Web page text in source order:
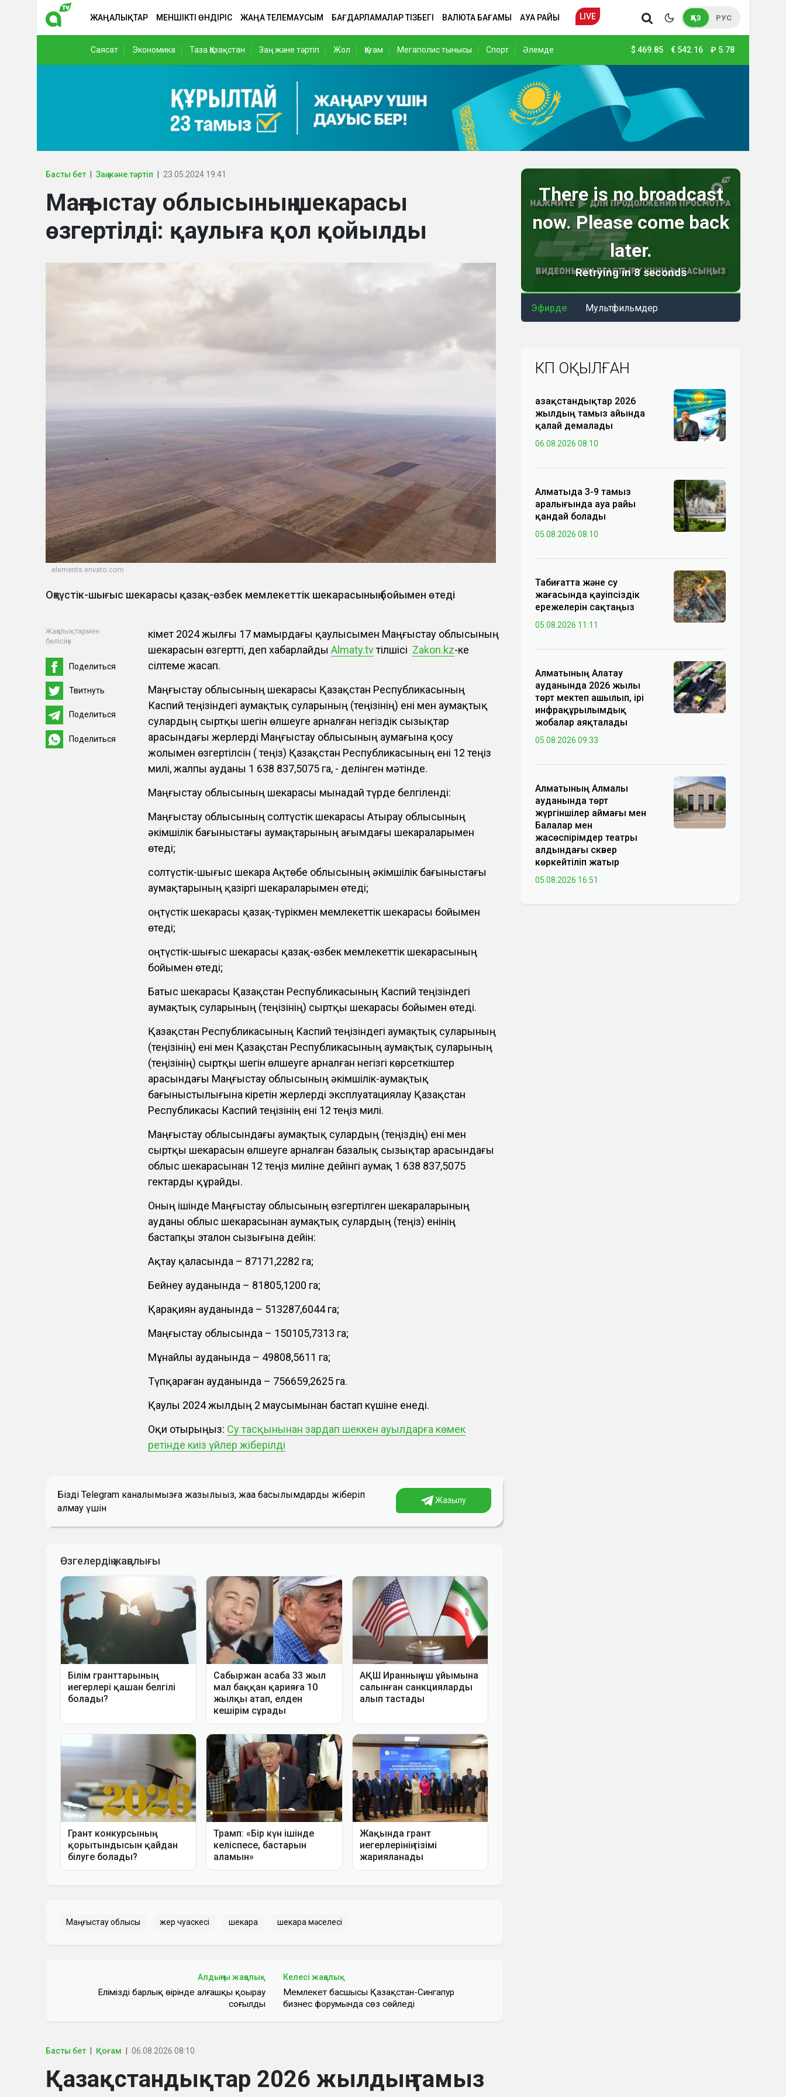
ЖАҢАЛЫҚТАР МЕНШІКТІ ӨНДІРІС ЖАҢА ТЕЛЕМАУСЫМ БАҒДАРЛАМАЛАР ТІЗБЕГІ ВАЛЮТА БАҒАМЫ АУА РАЙЫ LIVE ҚАЗ РУС
Саясат Экономика Таза Қазақстан Заң және тәртіп Жол Қоғам Мегаполис тынысы Спорт Әлемде $ 469.85 € 542.16 ₽ 5.78
Басты бет Заң және тәртіп 23.05.2024 19:41
Маңғыстау облысының шекарасы
өзгертілді: қаулыға қол қойылды
elements.envato.com
Оңтүстік-шығыс шекарасы қазақ-өзбек мемлекеттік шекарасының бойымен өтеді
Жаңалықтармен
бөлісіңіз
Поделиться
Твитнуть
Поделиться
Поделиться
Үкімет 2024 жылғы 17 мамырдағы қаулысымен Маңғыстау облысының
шекарасын өзгертті, деп хабарлайдыАlmaty.tvтілшісі Zakon.kz-ке
сілтеме жасап.
Маңғыстау облысының шекарасы Қазақстан Республикасының
Каспий теңізіндегі аумақтық суларының (теңізінің) ені мен аумақтық
сулардың сыртқы шегін өлшеуге арналған негіздік сызықтар
арасындағы жерлерді Маңғыстау облысының аумағына қосу
жолымен өзгертілсін ( теңіз) Қазақстан Республикасының ені 12 теңіз
милі, жалпы ауданы 1 638 837,5075 га, - делінген мәтінде.
Маңғыстау облысының шекарасы мынадай түрде белгіленді:
Маңғыстау облысының солтүстік шекарасы Атырау облысының
әкімшілік бағыныстағы аумақтарының ағымдағы шекараларымен
өтеді;
солтүстік-шығыс шекара Ақтөбе облысының әкімшілік бағыныстағы
аумақтарының қазіргі шекараларымен өтеді;
оңтүстік шекарасы қазақ-түрікмен мемлекеттік шекарасы бойымен
өтеді;
оңтүстік-шығыс шекарасы қазақ-өзбек мемлекеттік шекарасының
бойымен өтеді;
Батыс шекарасы Қазақстан Республикасының Каспий теңізіндегі
аумақтық суларының (теңізінің) сыртқы шекарасы бойымен өтеді.
Қазақстан Республикасының Каспий теңізіндегі аумақтық суларының
(теңізінің) ені мен Қазақстан Республикасының аумақтық суларының
(теңізінің) сыртқы шегін өлшеуге арналған негізгі көрсеткіштер
арасындағы Маңғыстау облысының әкімшілік-аумақтық
бағыныстылығына кіретін жерлерді эксплуатациялау Қазақстан
Республикасы Каспий теңізінің ені 12 теңіз милі.
Маңғыстау облысындағы аумақтық сулардың (теңіздің) ені мен
сыртқы шекарасын өлшеуге арналған базалық сызықтар арасындағы
облыс шекарасынан 12 теңіз миліне дейінгі аумақ 1 638 837,5075
гектарды құрайды.
Оның ішінде Маңғыстау облысының өзгертілген шекараларының
ауданы облыс шекарасынан аумақтық сулардың (теңіз) енінің
бастапқы эталон сызығына дейін:
Ақтау қаласында – 87171,2282 га;
Бейнеу ауданында – 81805,1200 га;
Қарақиян ауданында – 513287,6044 га;
Маңғыстау облысында – 150105,7313 га;
Мұнайлы ауданында – 49808,5611 га;
Түпқараған ауданында – 756659,2625 га.
Қаулы 2024 жылдың 2 маусымынан бастап күшіне енеді.
Оқи отырыңыз: Су тасқынынан зардап шеккен ауылдарға көмек
ретінде киіз үйлер жіберілді
Біздің Telegram каналымызға жазылыңыз, жаңа басылымдарды жіберіп
алмау үшін
Жазылу
Маңғыстау облысы жер чуаскесі шекара шекара мәселесі
Алдыңғы жаңалық
Еліміздің барлық өңірінде алғашқы қоңырау
соғылды
Келесі жаңалық
Мемлекет басшысы Қазақстан-Сингапур
бизнес форумында сөз сөйледі
Басты бет Қоғам 06.08.2026 08:10
Қазақстандықтар 2026 жылдың тамыз
Эфирде Мультфильмдер
КӨП ОҚЫЛҒАН
Қазақстандықтар 2026
жылдың тамыз айында
қалай демалады
06.08.2026 08:10
Алматыда 3-9 тамыз
аралығында ауа райы
қандай болады
05.08.2026 08:10
Табиғатта және су
жағасында қауіпсіздік
ережелерін сақтаңыз
05.08.2026 11:11
Алматының Алатау
ауданында 2026 жылы
төрт мектеп ашылып, ірі
инфрақұрылымдық
жобалар аяқталады
05.08.2026 09:33
Алматының Алмалы
ауданында төрт
жүргіншілер аймағы мен
Балалар мен
жасөспірімдер театры
алдындағы сквер
көркейтіліп жатыр
05.08.2026 16:51